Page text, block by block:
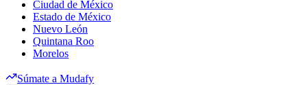
Ciudad de México
Estado de México
Nuevo León
Quintana Roo
Morelos
Súmate a Mudafy